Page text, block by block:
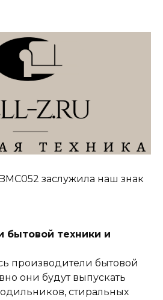
заслужила наш знак
бытовой техники и
производители бытовой
они будут выпускать
стиральных